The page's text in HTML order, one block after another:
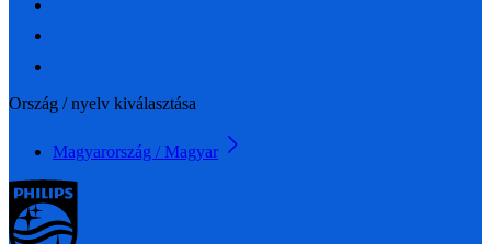
Ország / nyelv kiválasztása
Magyarország / Magyar